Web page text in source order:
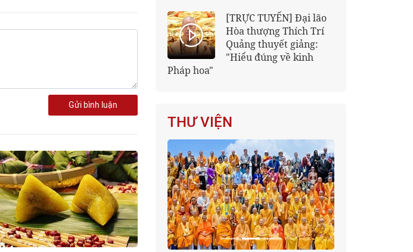
Gửi bình luận
[TRỰC TUYẾN] Đại lão
Hòa thượng Thích Trí
Quảng thuyết giảng:
"Hiểu đúng về kinh
Pháp hoa"
THƯ VIỆN